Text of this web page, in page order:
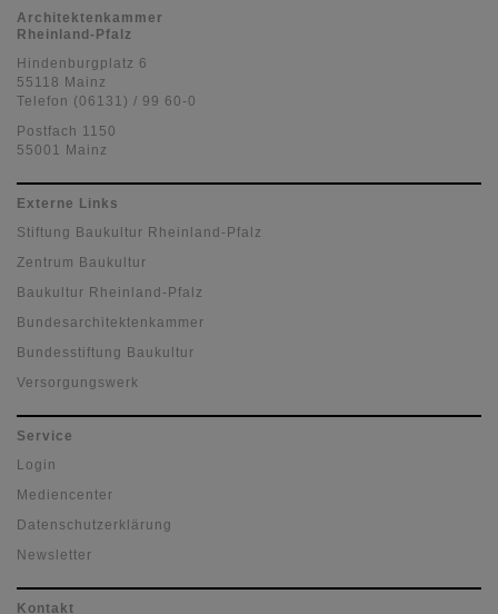
Architektenkammer
Rheinland-Pfalz
Hindenburgplatz 6
55118 Mainz
Telefon (06131) / 99 60-0
Postfach 1150
55001 Mainz
Externe Links
Stiftung Baukultur Rheinland-Pfalz
Zentrum Baukultur
Baukultur Rheinland-Pfalz
Bundesarchitektenkammer
Bundesstiftung Baukultur
Versorgungswerk
Service
Login
Mediencenter
Datenschutzerklärung
Newsletter
Kontakt